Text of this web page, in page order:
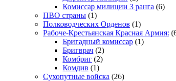
Комиссар милиции 3 ранга (6)
ПВО страны (1)
Полководческих Орденов (1)
Рабоче-Крестьянская Красная Армия:
Бригадный комиссар (1)
Бригврач (2)
Комбриг (2)
Комдив (1)
Сухопутные войска (26)